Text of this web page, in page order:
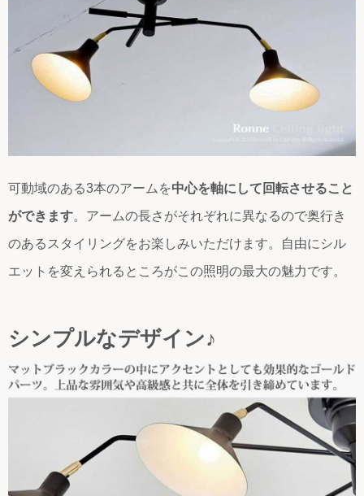
可動域のある3本のアームを中心を軸にして回転させること
ができます。アームの長さがそれぞれに異なるので奥行き
のあるスタイリングをお楽しみいただけます。自由にシル
エットを変えられるところがこの照明の最大の魅力です。
シンプルなデザイン♪